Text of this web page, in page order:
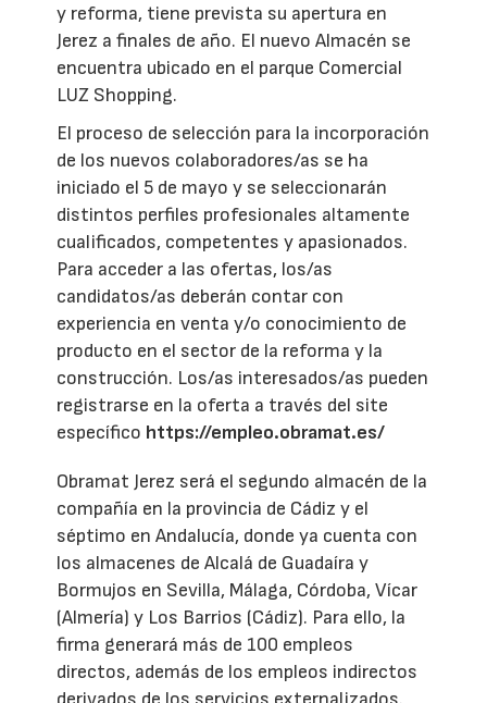
y reforma, tiene prevista su apertura en
Jerez a finales de año. El nuevo Almacén se
encuentra ubicado en el parque Comercial
LUZ Shopping.
El proceso de selección para la incorporación
de los nuevos colaboradores/as se ha
iniciado el 5 de mayo y se seleccionarán
distintos perfiles profesionales altamente
cualificados, competentes y apasionados.
Para acceder a las ofertas, los/as
candidatos/as deberán contar con
experiencia en venta y/o conocimiento de
producto en el sector de la reforma y la
construcción. Los/as interesados/as pueden
registrarse en la oferta a través del site
específico https://empleo.obramat.es/
Obramat Jerez será el segundo almacén de la
compañía en la provincia de Cádiz y el
séptimo en Andalucía, donde ya cuenta con
los almacenes de Alcalá de Guadaíra y
Bormujos en Sevilla, Málaga, Córdoba, Vícar
(Almería) y Los Barrios (Cádiz). Para ello, la
firma generará más de 100 empleos
directos, además de los empleos indirectos